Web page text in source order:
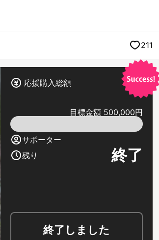
211
応援購入総額
目標金額 500,000円
サポーター
残り
終了
終了しました